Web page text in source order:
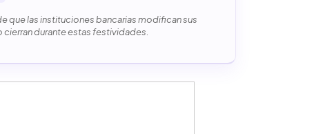
que las instituciones bancarias modifican sus
cierran durante estas festividades.